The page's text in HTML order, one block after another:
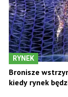
RYNEK
Bronisze
kiedy rynek